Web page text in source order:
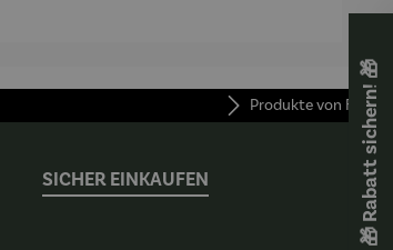
Produkte von FUNKE
SICHER EINKAUFEN 🎁 Rabatt sichern! 🎁